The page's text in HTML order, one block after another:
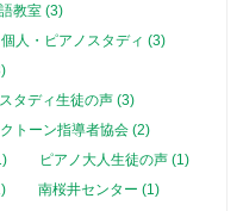
教室 (3)
人・ピアノスタディ (3)
タディ生徒の声 (3)
トーン指導者協会 (2)
ピアノ大人生徒の声 (1)
南桜井センター (1)